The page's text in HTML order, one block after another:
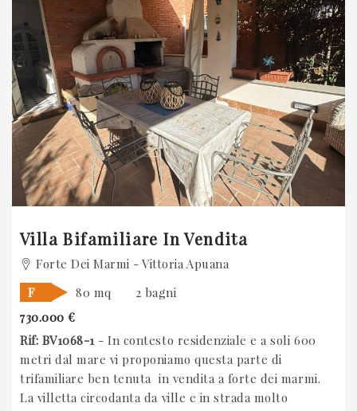
Villa Bifamiliare In Vendita
Forte Dei Marmi - Vittoria Apuana
F
80 mq
2 bagni
730.000 €
Rif: BV1068-1 - In contesto residenziale e a soli 600
metri dal mare vi proponiamo questa parte di
trifamiliare ben tenuta in vendita a forte dei marmi.
La villetta circodanta da ville e in strada molto